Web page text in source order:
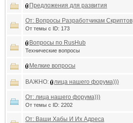
Предложения для развития
От: Вопросы Разработчикам Скриптов
От темы с ID: 173
Вопросы по RusHub
Технические вопросы
Мелкие вопросы
ВАЖНО: лица нашего форума)))
От: лица нашего форума)))
От темы с ID: 2202
От: Ваши Хабы И Их Адреса